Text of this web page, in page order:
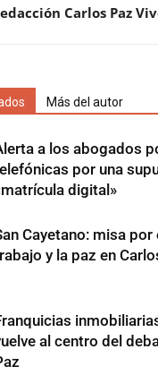
Carlos Paz
Más del autor
a los abogados
por una
digital»
Cayetano: misa por
y la paz en
al centro del